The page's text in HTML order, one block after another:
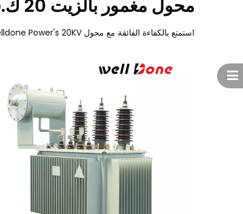
محول مغمور بالزيت 20 ك.ف
استمتع بالكفاءة الفائقة مع محول Welldone Power's 20KV المغمور بالزيت الذي يتميز بتقنية متقدمة منخفضة الخسارة ثلاثية الطور لتوزيع الطاقة بشكل موثوق ومحسّن.